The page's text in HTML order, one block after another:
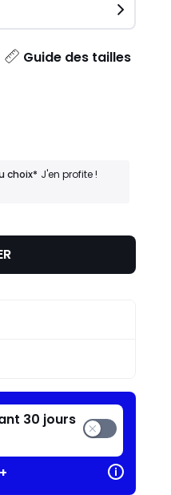
Guide des tailles
choix* J'en profite !
30 jours